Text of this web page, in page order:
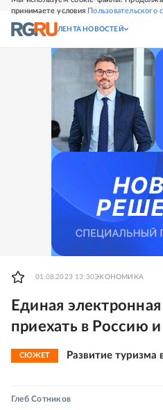
принимаете условия Пользовательского
СВЕЖИЙ НОМЕР
ЛЕНТА НОВОСТЕЙ
01.08.2023 13:30ЭКОНОМИКА
Единая
приехать в Россию
СЮЖЕТ Развитие туризма
Глеб Сотников